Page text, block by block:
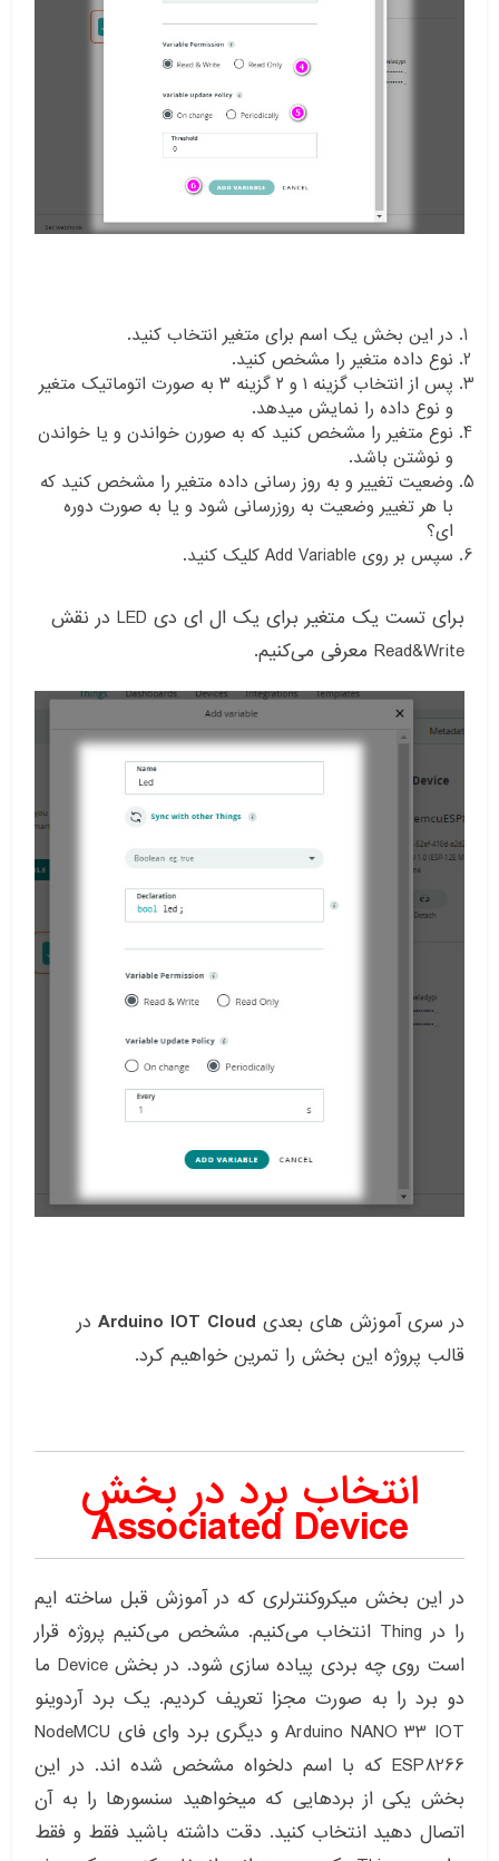
در این بخش یک اسم برای متغیر انتخاب کنید.
نوع داده متغیر را مشخص کنید.
پس از انتخاب گزینه ۱ و ۲ گزینه ۳ به صورت اتوماتیک متغیر
و نوع داده را نمایش میدهد.
نوع متغیر را مشخص کنید که به صورن خواندن و یا خواندن
و نوشتن باشد.
وضعیت تغییر و به روز رسانی داده متغیر را مشخص کنید که
با هر تغییر وضعیت به روزرسانی شود و یا به صورت دوره
ای؟
سپس بر روی Add Variable کلیک کنید.
برای تست یک متغیر برای یک ال ای دی LED در نقش
Read&Write معرفی می‌کنیم.
در سری آموزش های بعدی Arduino IOT Cloud در
قالب پروژه این بخش را تمرین خواهیم کرد.
انتخاب برد در بخش
Associated Device
در این بخش میکروکنترلری که در آموزش قبل ساخته ایم
را در Thing انتخاب می‌کنیم. مشخص می‌کنیم پروژه قرار
است روی چه بردی پیاده سازی شود. در بخش Device ما
دو برد را به صورت مجزا تعریف کردیم. یک برد آردوینو
Arduino NANO 33 IOT و دیگری برد وای فای NodeMCU
ESP8266 که با اسم دلخواه مشخص شده اند. در این
بخش یکی از بردهایی که میخواهید سنسورها را به آن
اتصال دهید انتخاب کنید. دقت داشته باشید فقط و فقط